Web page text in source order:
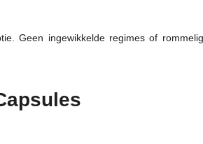
Geen ingewikkelde regimes of